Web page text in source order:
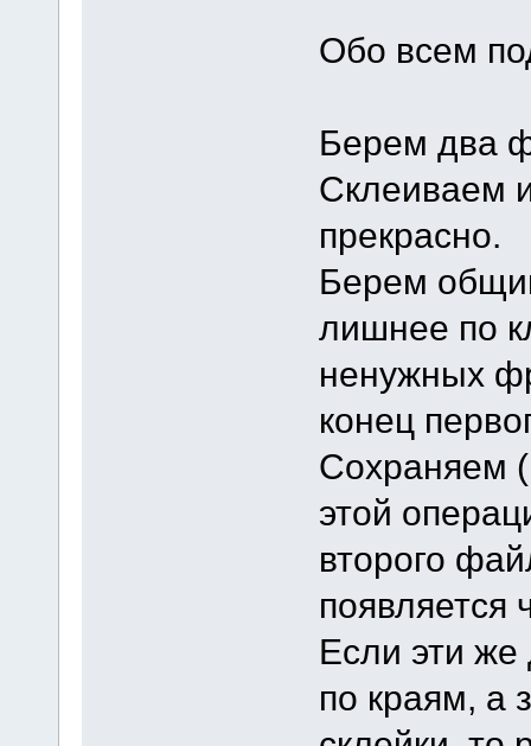
Обо всем
Берем два
Склеиваем
прекрасно.
Берем
лишнее по
ненужных
конец
Сохраняем
этой
второго
появляется
Если эти
по краям, а